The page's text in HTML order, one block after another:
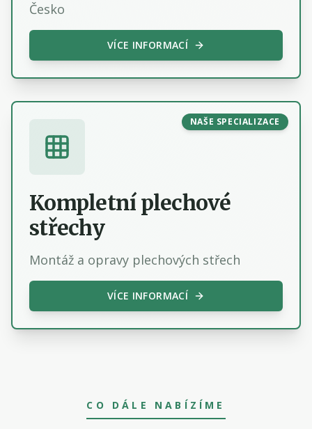
Česko
VÍCE INFORMACÍ
NAŠE SPECIALIZACE
Kompletní plechové
střechy
Montáž a opravy plechových střech
VÍCE INFORMACÍ
CO DÁLE NABÍZÍME